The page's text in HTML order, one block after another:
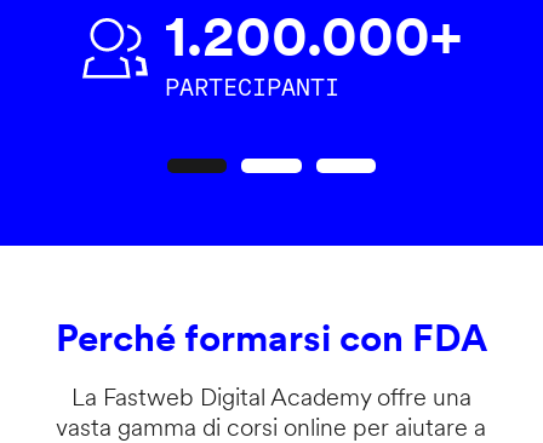
1.200.000+
PARTECIPANTI
Perché formarsi con FDA
La Fastweb Digital Academy offre una
vasta gamma di corsi online per aiutare a